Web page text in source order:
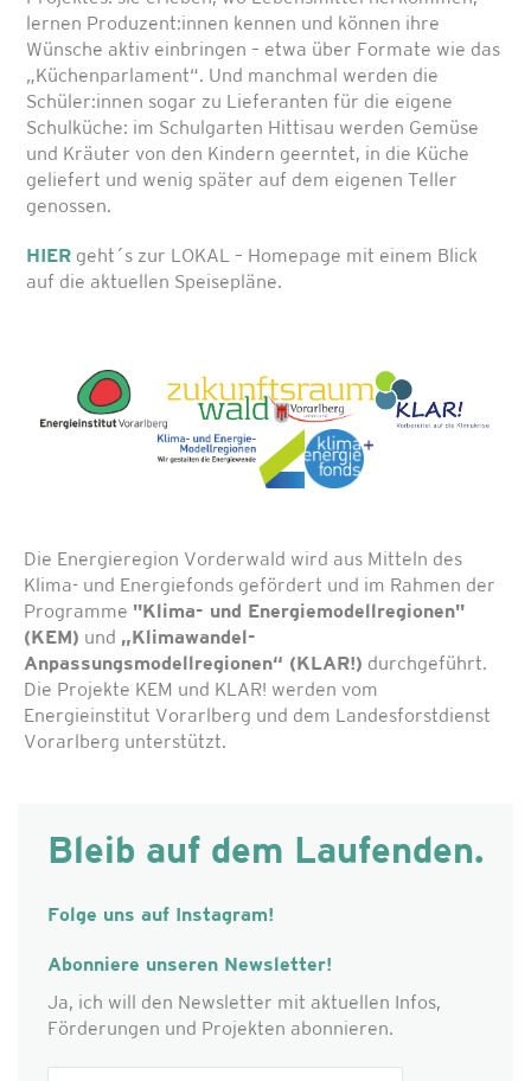
lernen Produzent:innen kennen und können ihre
Wünsche aktiv einbringen – etwa über Formate wie das
„Küchenparlament“. Und manchmal werden die
Schüler:innen sogar zu Lieferanten für die eigene
Schulküche: im Schulgarten Hittisau werden Gemüse
und Kräuter von den Kindern geerntet, in die Küche
geliefert und wenig später auf dem eigenen Teller
genossen.
HIER geht´s zur LOKAL – Homepage mit einem Blick
auf die aktuellen Speisepläne.
Die Energieregion Vorderwald wird aus Mitteln des
Klima- und Energiefonds gefördert und im Rahmen der
Programme "Klima- und Energiemodellregionen"
(KEM) und „Klimawandel-
Anpassungsmodellregionen“ (KLAR!) durchgeführt.
Die Projekte KEM und KLAR! werden vom
Energieinstitut Vorarlberg und dem Landesforstdienst
Vorarlberg unterstützt.
Bleib auf dem Laufenden.
Folge uns auf Instagram!
Abonniere unseren Newsletter!
Ja, ich will den Newsletter mit aktuellen Infos,
Förderungen und Projekten abonnieren.